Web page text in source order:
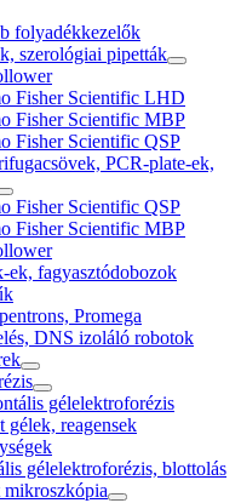
folyadékkezelők
szerológiai pipetták
Fisher Scientific LHD
Fisher Scientific MBP
Fisher Scientific QSP
PCR-plate-ek,
Fisher Scientific QSP
Fisher Scientific MBP
ek, fagyasztódobozok
Promega
DNS izoláló robotok
gélelektroforézis
gélek, reagensek
gélelektroforézis, blottolás